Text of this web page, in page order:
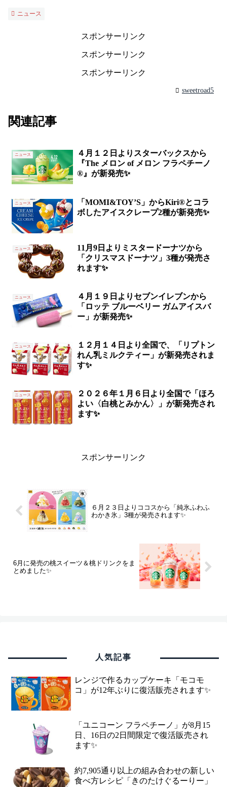
ニュース
スポンサーリンク
スポンサーリンク
スポンサーリンク
sweetroad5
関連記事
ニュース
４月１２日よりスターバックスから
『The メロン of メロン フラペチーノ
®』が新発売✨
ニュース
「MOMI&TOY’S」からKiri®とコラ
ボしたアイスクレープ2種が新発売✨
ニュース
11月9日よりミスタードーナツから
「クリスマスドーナツ」3種が発売さ
れます✨
ニュース
４月１９日よりセブンイレブンから
「ロッテ ブルーベリー ガムアイスバ
ー」が新発売✨
ニュース
１２月１４日より全国で、「リプトン
れん乳ミルクティー」が新発売されま
す✨
ニュース
２０２６年１月６日より全国で「ほろ
よい〈白桃とみかん〉」が新発売され
ます✨
スポンサーリンク
６月２３日よりココスから「純氷ふわふ
わかき氷」3種が発売されます✨
6月に発売の桃スイーツ＆桃ドリンクをま
とめました✨
人気記事
レンジで作るカップケーキ「モコモ
コ」が12年ぶりに復活販売されます✨
「ユニコーン フラペチーノ」が8月15
日、16日の2日間限定で復活販売され
ます✨
約7,905通り以上の組み合わせの新しい
食べ方レシピ「きのたけぐるーりー」